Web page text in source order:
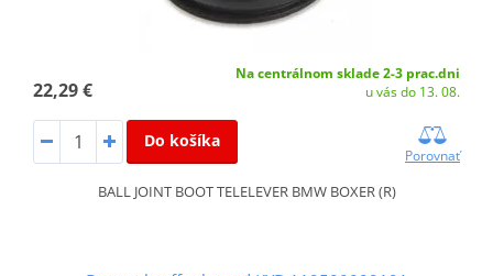
22,29 €
Na centrálnom sklade 2-3 prac.dni
u vás do 13. 08.
Do košíka
Porovnať
BALL JOINT BOOT TELELEVER BMW BOXER (R)